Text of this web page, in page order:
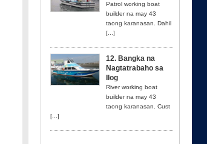
Patrol working boat
builder na may 43
taong karanasan. Dahil
[...]
12. Bangka na
Nagtatrabaho sa
Ilog
River working boat
builder na may 43
taong karanasan. Cust
[...]